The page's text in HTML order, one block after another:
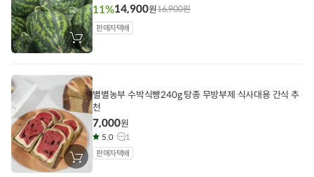
장
바
에
담
기
11%14,900원16,900원
판매자택배
장
바
별별농부 수박식빵240g 탕종 무방부제 식사대용 간식 추
천
7,000원
5.0
1
판매자택배